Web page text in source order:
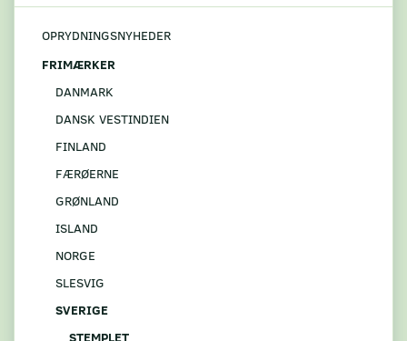
OPRYDNINGSNYHEDER
FRIMÆRKER
DANMARK
DANSK VESTINDIEN
FINLAND
FÆRØERNE
GRØNLAND
ISLAND
NORGE
SLESVIG
SVERIGE
STEMPLET